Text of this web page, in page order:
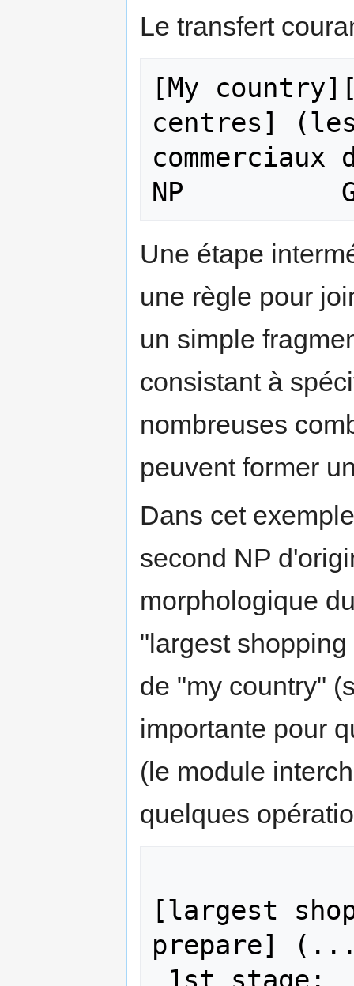
Le transfert
[My
centres]
commerciaux
Une étape
une règle pour
un simple
consistant à
nombreuses
peuvent former
Dans cet
second NP
morphologique
"largest
de "my country"
importante pour
(le module
quelques
[largest
prepare]